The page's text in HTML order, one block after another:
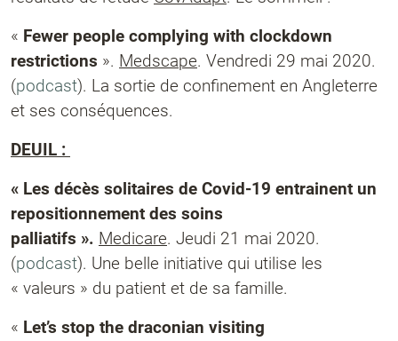
« Fewer people complying with clockdown
restrictions ». Medscape. Vendredi 29 mai 2020.
(podcast). La sortie de confinement en Angleterre
et ses conséquences.
DEUIL :
« Les décès solitaires de Covid-19 entrainent un
repositionnement des soins
palliatifs ». Medicare. Jeudi 21 mai 2020.
(podcast). Une belle initiative qui utilise les
« valeurs » du patient et de sa famille.
« Let’s stop the draconian visiting